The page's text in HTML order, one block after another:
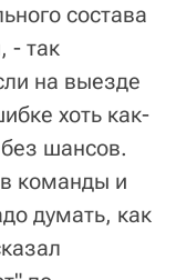
состава
- так
на выезде
хоть как-
шансов.
команды и
думать, как